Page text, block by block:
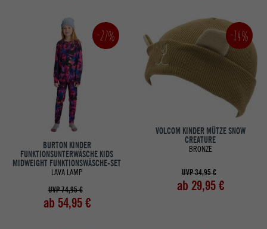
-27%
BURTON KINDER
FUNKTIONSUNTERWÄSCHE KIDS
MIDWEIGHT FUNKTIONSWÄSCHE-SET
LAVA LAMP
UVP 74,95 €
ab 54,95 €
-14%
VOLCOM KINDER MÜTZE SNOW
CREATURE
BRONZE
UVP 34,95 €
ab 29,95 €